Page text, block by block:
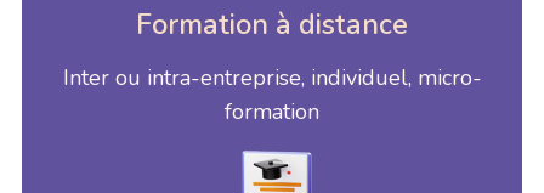
Formation à distance
Inter ou intra-entreprise, individuel, micro-
formation